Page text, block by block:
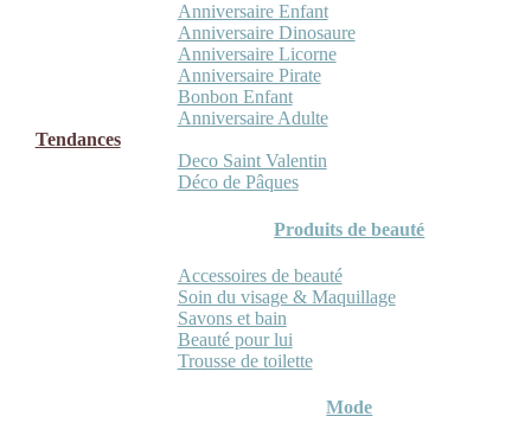
Anniversaire Enfant
Anniversaire Dinosaure
Anniversaire Licorne
Anniversaire Pirate
Bonbon Enfant
Anniversaire Adulte
Tendances
Deco Saint Valentin
Déco de Pâques
Produits de beauté
Accessoires de beauté
Soin du visage & Maquillage
Savons et bain
Beauté pour lui
Trousse de toilette
Mode